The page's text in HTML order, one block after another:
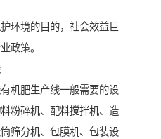
环境的目的，社会效益巨
政策。
机肥生产线一般需要的设
粉碎机、配料搅拌机、造
筛分机、包膜机、包装设